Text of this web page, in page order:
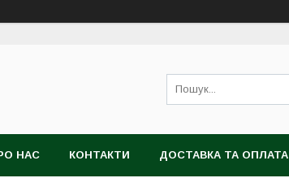
НАС КОНТАКТИ ДОСТАВКА ТА ОПЛАТА